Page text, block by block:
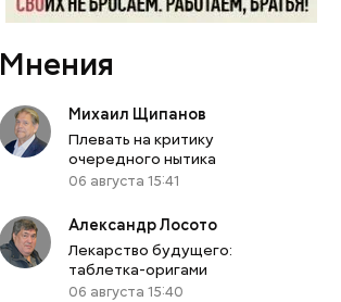
Мнения
Михаил Щипанов
Плевать на критику
очередного нытика
06 августа 15:41
Александр Лосото
Лекарство будущего:
таблетка-оригами
06 августа 15:40